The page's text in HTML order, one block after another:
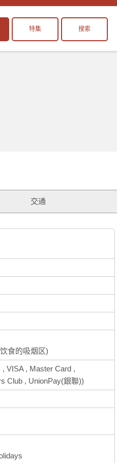
特集 搜索
交通
食的吸烟区)
VISA , Master Card ,
Club , UnionPay(銀聯))